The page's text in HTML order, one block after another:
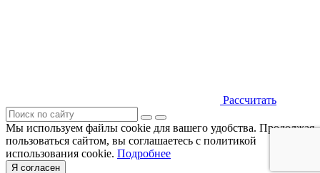
Рассчитать
Мы используем файлы cookie для вашего удобства. Продолжая
пользоваться сайтом, вы соглашаетесь с политикой
использования cookie. Подробнее
Я согласен